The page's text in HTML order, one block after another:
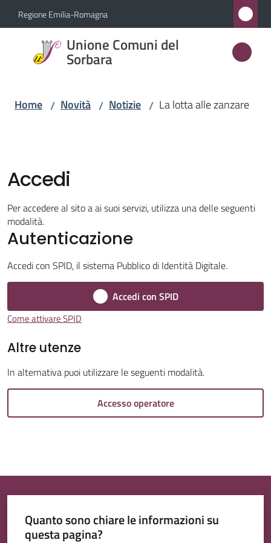
Vai al contenuto
Vai alla navigazione
Vai al footer
Regione Emilia-Romagna
Unione Comuni del
Sorbara
Unione
Comuni
Novità
Menu selezionato
Servizi
l'Unione
Tutti
gli
argomenti...
Home / Novità / Notizie / La lotta alle zanzare
Accedi
Per accedere al sito a ai suoi servizi, utilizza una delle seguenti
modalità.
Autenticazione
Accedi con SPID, il sistema Pubblico di Identità Digitale.
Accedi con SPID
Come attivare SPID
Altre utenze
In alternativa puoi utilizzare le seguenti modalità.
Accesso operatore
Quanto sono chiare le informazioni su
questa pagina?